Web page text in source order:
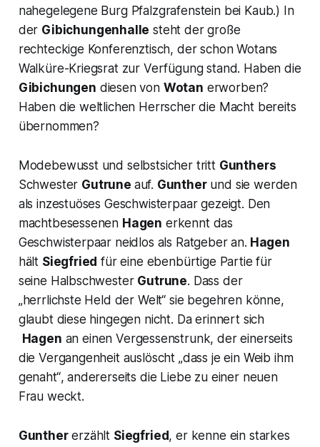
nahegelegene Burg Pfalzgrafenstein bei Kaub.) In
der Gibichungenhalle steht der große
rechteckige Konferenztisch, der schon Wotans
Walküre-Kriegsrat zur Verfügung stand. Haben die
Gibichungen diesen von Wotan erworben?
Haben die weltlichen Herrscher die Macht bereits
übernommen?
Modebewusst und selbstsicher tritt Gunthers
Schwester Gutrune auf. Guntherund sie werden
als inzestuöses Geschwisterpaar gezeigt. Den
machtbesessenen Hagen erkennt das
Geschwisterpaar neidlos als Ratgeber an. Hagen
hält Siegfried für eine ebenbürtige Partie für
seine Halbschwester Gutrune. Dass der
„herrlichste Held der Welt“ sie begehren könne,
glaubt diese hingegen nicht. Da erinnert sich
Hagen an einenVergessenstrunk, der einerseits
die Vergangenheit auslöscht „dass je ein Weib ihm
genaht“, andererseits die Liebe zu einer neuen
Frau weckt.
Gunthererzählt Siegfried, er kenne ein starkes